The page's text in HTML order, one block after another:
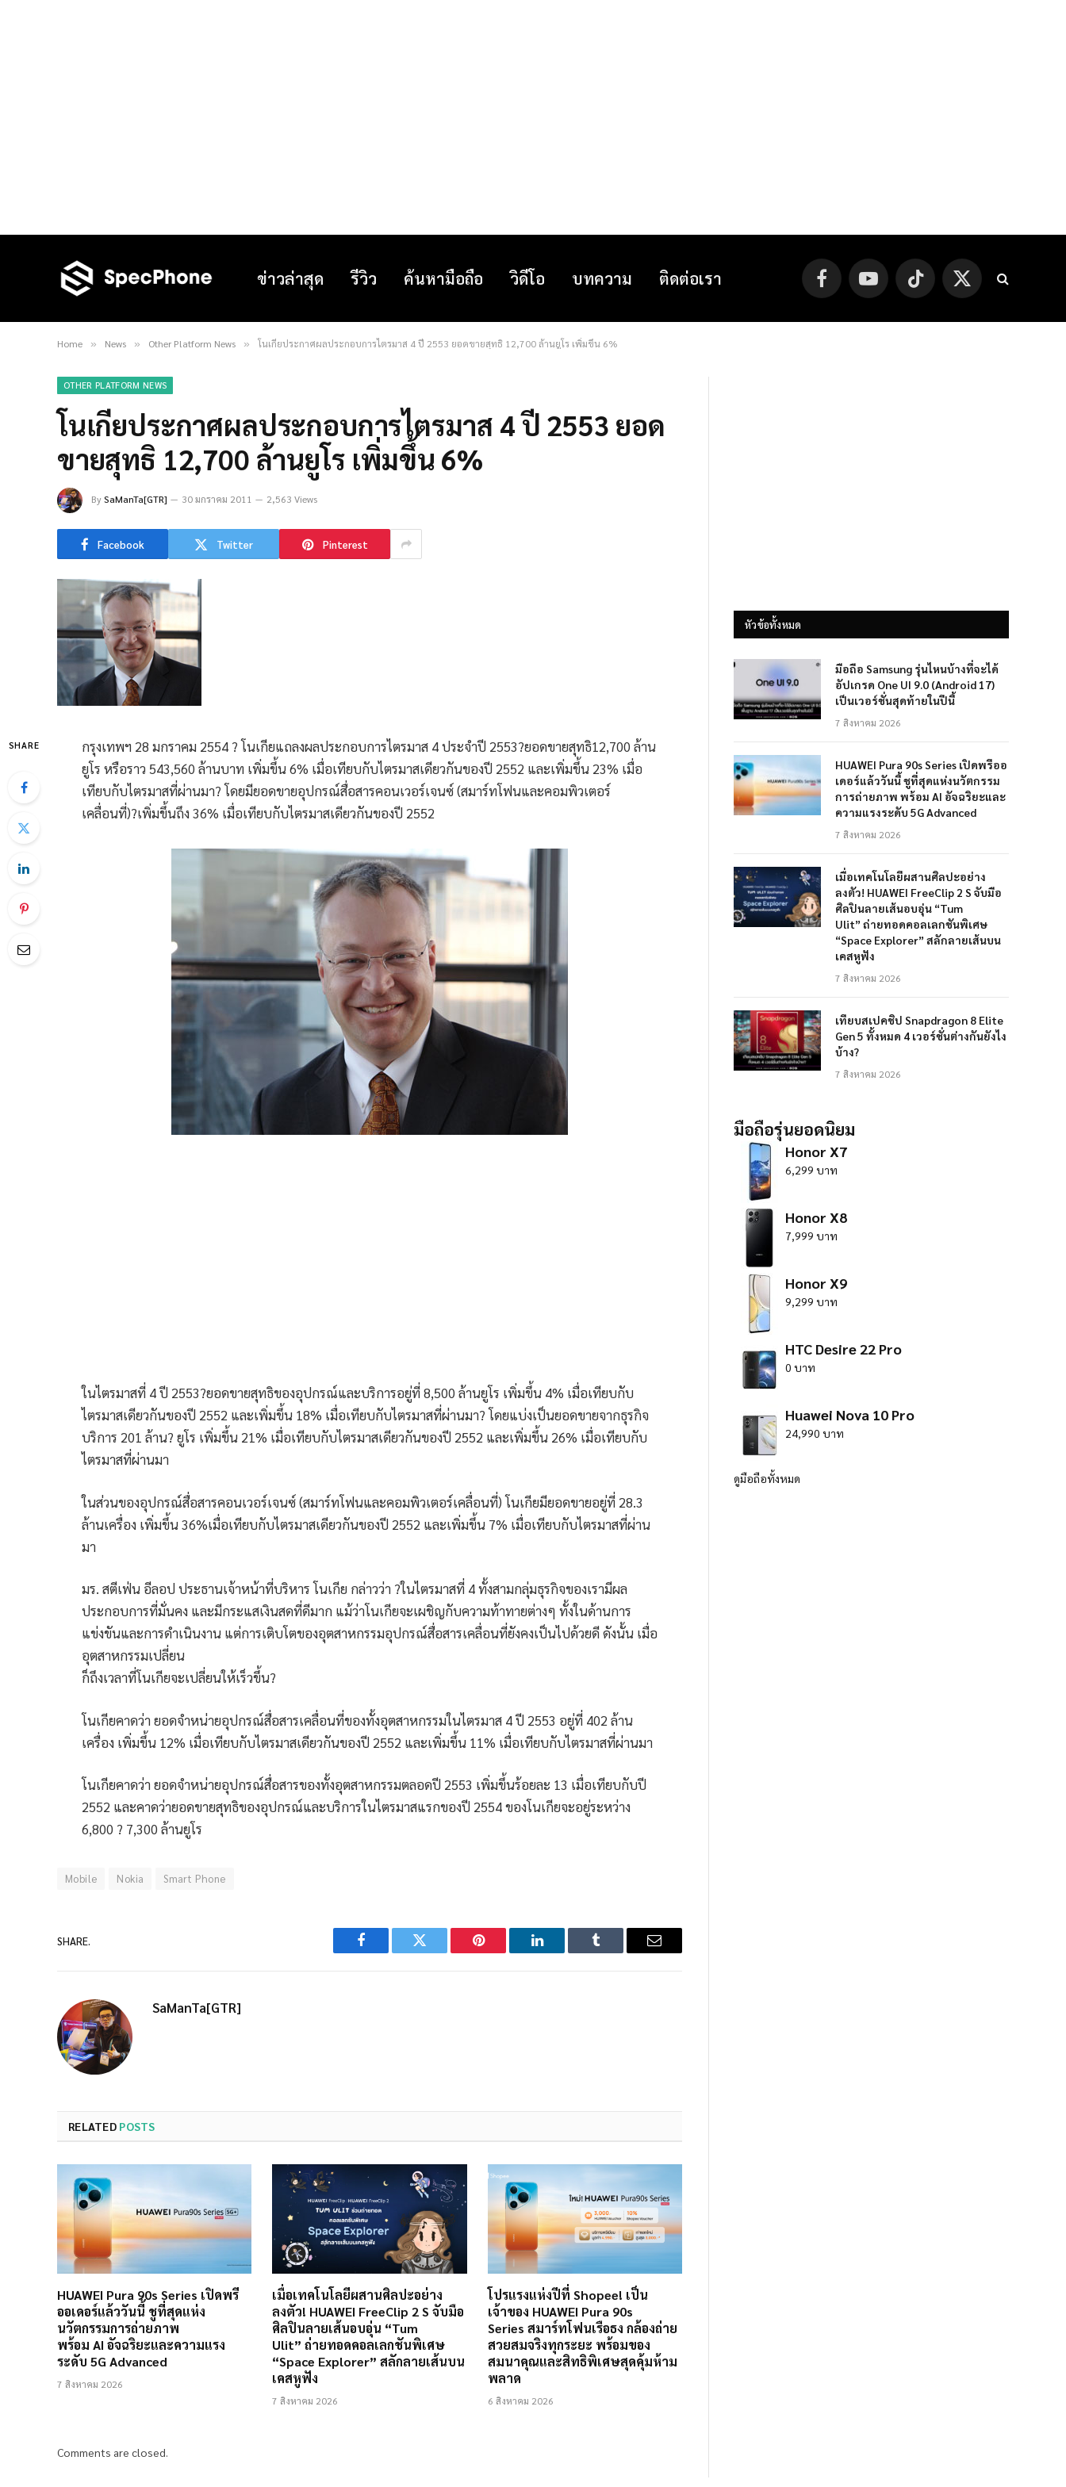
ข่าวล่าสุด รีวิว ค้นหามือถือ วิดีโอ บทความ ติดต่อเรา FacebookYouTube TikTok
X
(Twitter)
Home » News » Other Platform News » โนเกียประกาศผลประกอบการไตรมาส 4 ปี 2553 ยอดขายสุทธิ 12,700 ล้านยูโร เพิ่มขึ้น 6%
OTHER PLATFORM NEWS
โนเกียประกาศผลประกอบการไตรมาส 4 ปี 2553 ยอด
ขายสุทธิ 12,700 ล้านยูโร เพิ่มขึ้น 6%
BySaManTa[GTR] 30 มกราคม 2011 2,563 Views
Facebook Twitter Pinterest
SHARE
กรุงเทพฯ 28 มกราคม 2554 ? โนเกียแถลงผลประกอบการไตรมาส 4 ประจำปี 2553?ยอดขายสุทธิ12,700 ล้าน
ยูโร หรือราว 543,560 ล้านบาท เพิ่มขึ้น 6% เมื่อเทียบกับไตรมาสเดียวกันของปี 2552 และเพิ่มขึ้น 23% เมื่อ
เทียบกับไตรมาสที่ผ่านมา? โดยมียอดขายอุปกรณ์สื่อสารคอนเวอร์เจนซ์ (สมาร์ทโฟนและคอมพิวเตอร์
เคลื่อนที่)?เพิ่มขึ้นถึง 36% เมื่อเทียบกับไตรมาสเดียวกันของปี 2552
ในไตรมาสที่ 4 ปี 2553?ยอดขายสุทธิของอุปกรณ์และบริการอยู่ที่ 8,500 ล้านยูโร เพิ่มขึ้น 4% เมื่อเทียบกับ
ไตรมาสเดียวกันของปี 2552 และเพิ่มขึ้น 18% เมื่อเทียบกับไตรมาสที่ผ่านมา? โดยแบ่งเป็นยอดขายจากธุรกิจ
บริการ 201 ล้าน? ยูโร เพิ่มขึ้น 21% เมื่อเทียบกับไตรมาสเดียวกันของปี 2552 และเพิ่มขึ้น 26% เมื่อเทียบกับ
ไตรมาสที่ผ่านมา
ในส่วนของอุปกรณ์สื่อสารคอนเวอร์เจนซ์ (สมาร์ทโฟนและคอมพิวเตอร์เคลื่อนที่) โนเกียมียอดขายอยู่ที่ 28.3
ล้านเครื่อง เพิ่มขึ้น 36%เมื่อเทียบกับไตรมาสเดียวกันของปี 2552 และเพิ่มขึ้น 7% เมื่อเทียบกับไตรมาสที่ผ่าน
มา
มร. สตีเฟ่น อีลอป ประธานเจ้าหน้าที่บริหาร โนเกีย กล่าวว่า ?ในไตรมาสที่ 4 ทั้งสามกลุ่มธุรกิจของเรามีผล
ประกอบการที่มั่นคง และมีกระแสเงินสดที่ดีมาก แม้ว่าโนเกียจะเผชิญกับความท้าทายต่างๆ ทั้งในด้านการ
แข่งขันและการดำเนินงาน แต่การเติบโตของอุตสาหกรรมอุปกรณ์สื่อสารเคลื่อนที่ยังคงเป็นไปด้วยดี ดังนั้น เมื่อ
อุตสาหกรรมเปลี่ยน
ก็ถึงเวลาที่โนเกียจะเปลี่ยนให้เร็วขึ้น?
โนเกียคาดว่า ยอดจำหน่ายอุปกรณ์สื่อสารเคลื่อนที่ของทั้งอุตสาหกรรมในไตรมาส 4 ปี 2553 อยู่ที่ 402 ล้าน
เครื่อง เพิ่มขึ้น 12% เมื่อเทียบกับไตรมาสเดียวกันของปี 2552 และเพิ่มขึ้น 11% เมื่อเทียบกับไตรมาสที่ผ่านมา
โนเกียคาดว่า ยอดจำหน่ายอุปกรณ์สื่อสารของทั้งอุตสาหกรรมตลอดปี 2553 เพิ่มขึ้นร้อยละ 13 เมื่อเทียบกับปี
2552 และคาดว่ายอดขายสุทธิของอุปกรณ์และบริการในไตรมาสแรกของปี 2554 ของโนเกียจะอยู่ระหว่าง
6,800 ? 7,300 ล้านยูโร
Mobile Nokia Smart Phone
SHARE.
Facebook Twitter Pinterest LinkedIn Tumblr Email
SaManTa[GTR]
RELATED POSTS
HUAWEI Pura 90s Series เปิดพรี
ออเดอร์แล้ววันนี้ ชูที่สุดแห่ง
นวัตกรรมการถ่ายภาพ
พร้อม AI อัจฉริยะและความแรง
ระดับ 5G Advanced
7 สิงหาคม 2026
เมื่อเทคโนโลยีผสานศิลปะอย่าง
ลงตัว! HUAWEI FreeClip 2 S จับมือ
ศิลปินลายเส้นอบอุ่น “Tum
Ulit” ถ่ายทอดคอลเลกชันพิเศษ
“Space Explorer” สลักลายเส้นบน
เคสหูฟัง
7 สิงหาคม 2026
โปรแรงแห่งปีที่ Shopee! เป็น
เจ้าของ HUAWEI Pura 90s
Series สมาร์ทโฟนเรือธง กล้องถ่าย
สวยสมจริงทุกระยะ พร้อมของ
สมนาคุณและสิทธิพิเศษสุดคุ้มห้าม
พลาด
6 สิงหาคม 2026
Comments are closed.
หัวข้อทั้งหมด
มือถือ Samsung รุ่นไหนบ้างที่จะได้
อัปเกรด One UI 9.0 (Android 17)
เป็นเวอร์ชั่นสุดท้ายในปีนี้
7 สิงหาคม 2026
HUAWEI Pura 90s Series เปิดพรีออ
เดอร์แล้ววันนี้ ชูที่สุดแห่งนวัตกรรม
การถ่ายภาพ พร้อม AI อัจฉริยะและ
ความแรงระดับ 5G Advanced
7 สิงหาคม 2026
เมื่อเทคโนโลยีผสานศิลปะอย่าง
ลงตัว! HUAWEI FreeClip 2 S จับมือ
ศิลปินลายเส้นอบอุ่น “Tum
Ulit” ถ่ายทอดคอลเลกชันพิเศษ
“Space Explorer” สลักลายเส้นบน
เคสหูฟัง
7 สิงหาคม 2026
เทียบสเปคชิป Snapdragon 8 Elite
Gen 5 ทั้งหมด 4 เวอร์ชั่นต่างกันยังไง
บ้าง?
7 สิงหาคม 2026
มือถือรุ่นยอดนิยม
Honor X7
6,299 บาท
Honor X8
7,999 บาท
Honor X9
9,299 บาท
HTC Desire 22 Pro
0 บาท
Huawei Nova 10 Pro
24,990 บาท
ดูมือถือทั้งหมด